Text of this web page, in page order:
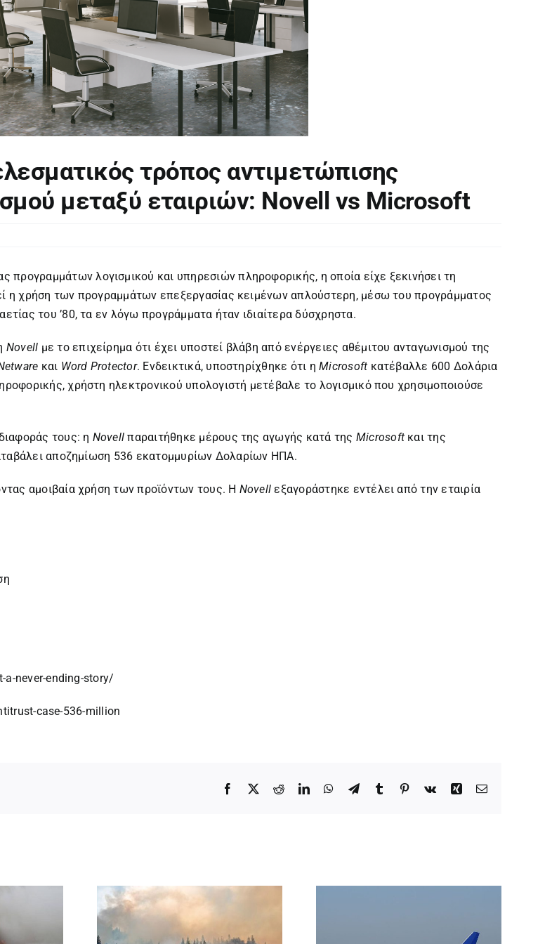
τρόπος αντιμετώπισης
μεταξύ εταιριών: Novell vs Microsoft
προγραμμάτων λογισμικού και υπηρεσιών πληροφορικής, η οποία είχε ξεκινήσει τη
η χρήση των προγραμμάτων επεξεργασίας κειμένων απλούστερη, μέσω του προγράμματος
του ’80, τα εν λόγω προγράμματα ήταν ιδιαίτερα δύσχρηστα.
Novell με το επιχείρημα ότι έχει υποστεί βλάβη από ενέργειες αθέμιτου ανταγωνισμού της
και Word Protector. Ενδεικτικά, υποστηρίχθηκε ότι ηMicrosoft κατέβαλλε 600 Δολάρια
χρήστη ηλεκτρονικού υπολογιστή μετέβαλε το λογισμικό που χρησιμοποιούσε
τους: η Novell παραιτήθηκε μέρους της αγωγής κατά της Microsoft και της
αποζημίωση 536 εκατομμυρίων Δολαρίων ΗΠΑ.
αμοιβαία χρήση των προϊόντων τους. Η Novell εξαγοράστηκε εντέλει από την εταιρία
never-ending-story/
case-536-million
Facebook
X RedditLinkedInWhatsApp
TelegramTumblr Pinterest
Vk Xing Email